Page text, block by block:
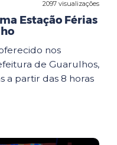
2097 visualizações
Estação Férias
nos
de Guarulhos,
a partir das 8 horas